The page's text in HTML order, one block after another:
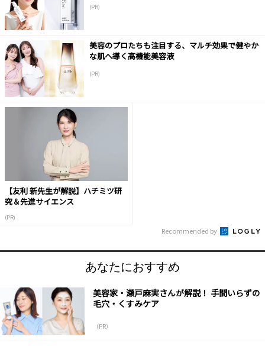
(PR)
美容のプロたちも注目する、マルチ効果で健やか
な肌へ導く高機能美容液
(PR)
【友利 新先生が解説】ハチミツ研
究＆先進サイエンス
(PR)
Recommended by
あなたにおすすめ
美容家・瀬戸麻実さんが解説！ 手間いらずの
毛穴・くすみケア
（PR）